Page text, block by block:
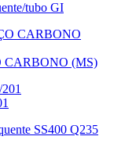
tubo GI
CARBONO (MS)